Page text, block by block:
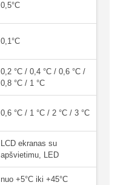
0,5°C
0,1°C
0,2 °C / 0,4 °C / 0,6 °C /
0,8 °C / 1 °C
0,6 °C / 1 °C / 2 °C / 3 °C
LCD ekranas su
apšvietimu, LED
nuo +5°C iki +45°C